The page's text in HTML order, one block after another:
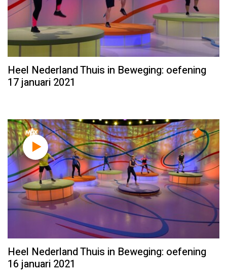
Heel Nederland Thuis in Beweging: oefening
17 januari 2021
Heel Nederland Thuis in Beweging: oefening
16 januari 2021